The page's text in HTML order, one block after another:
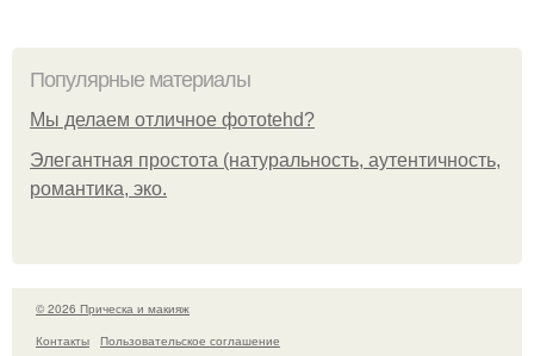
Популярные материалы
Мы делаем отличное фотоtehd?
Элегантная простота (натуральность, аутентичность,
романтика, эко.
© 2026 Прическа и макияж
Контакты
Пользовательское соглашение